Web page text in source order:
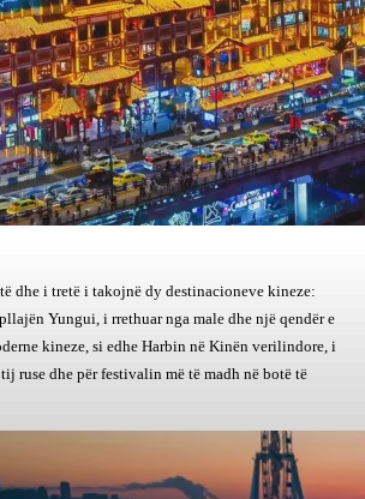
dhe i tretë i takojnë dy destinacioneve kineze:
Yungui, i rrethuar nga male dhe një qendër e
kineze, si edhe Harbin në Kinën verilindore, i
ruse dhe për festivalin më të madh në botë të